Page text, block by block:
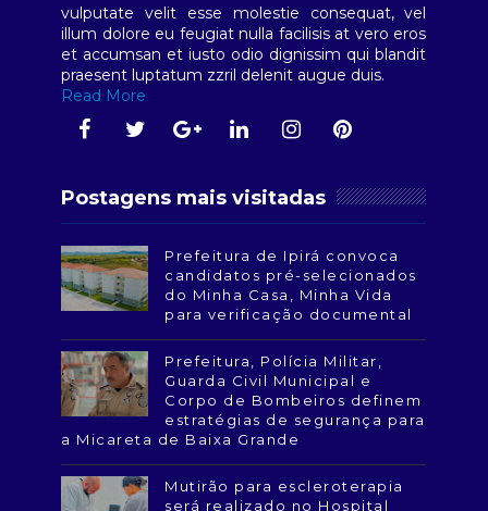
vulputate velit esse molestie consequat, vel
illum dolore eu feugiat nulla facilisis at vero eros
et accumsan et iusto odio dignissim qui blandit
praesent luptatum zzril delenit augue duis.
Read More
Postagens mais visitadas
Prefeitura de Ipirá convoca
candidatos pré-selecionados
do Minha Casa, Minha Vida
para verificação documental
Prefeitura, Polícia Militar,
Guarda Civil Municipal e
Corpo de Bombeiros definem
estratégias de segurança para
a Micareta de Baixa Grande
Mutirão para escleroterapia
será realizado no Hospital